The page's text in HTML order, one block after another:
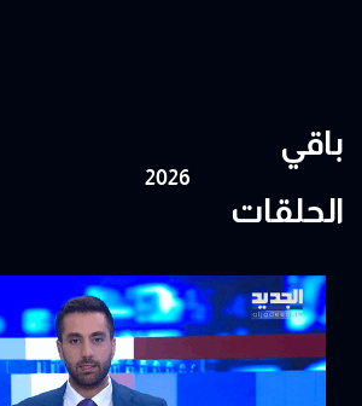
باقي
الحلقات